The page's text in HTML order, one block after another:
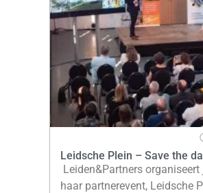
Leidsche Plein – Save the
Leiden&Partners
haar partnerevent, Leidsche